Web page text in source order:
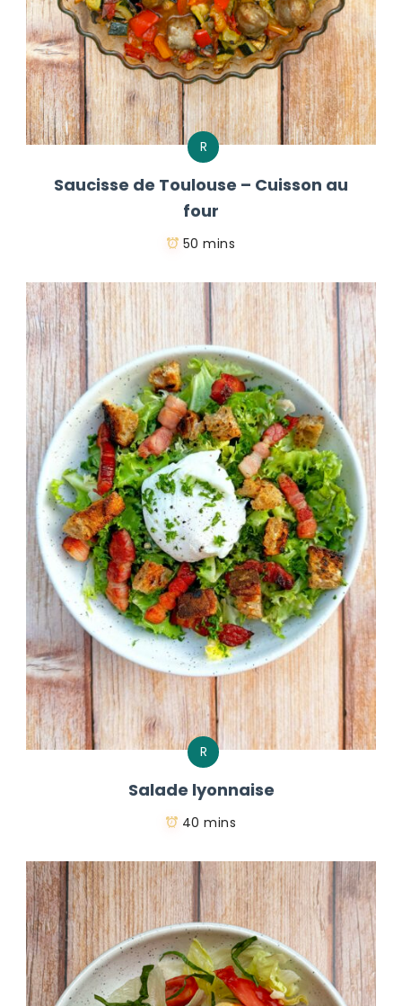
R
Saucisse de Toulouse – Cuisson au
four
50 mins
R
Salade lyonnaise
40 mins